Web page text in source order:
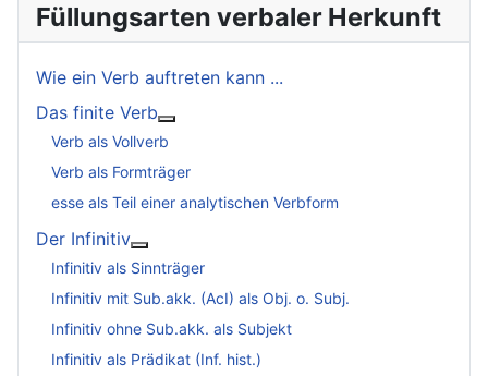
Füllungsarten verbaler Herkunft
Wie ein Verb auftreten kann ...
Das finite Verb
Verb als Vollverb
Verb als Formträger
esse als Teil einer analytischen Verbform
Der Infinitiv
Weitere Informationen: Der Infinitiv
Infinitiv als Sinnträger
Infinitiv mit Sub.akk. (AcI) als Obj. o. Subj.
Infinitiv ohne Sub.akk. als Subjekt
Infinitiv als Prädikat (Inf. hist.)